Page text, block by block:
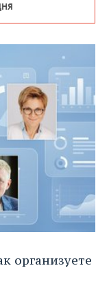
организуете